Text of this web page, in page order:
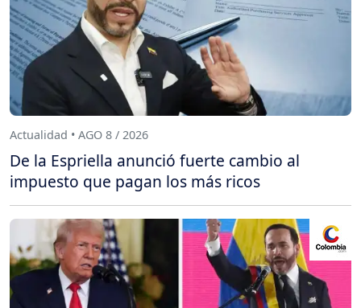
Actualidad • AGO 8 / 2026
De la Espriella anunció fuerte cambio al
impuesto que pagan los más ricos